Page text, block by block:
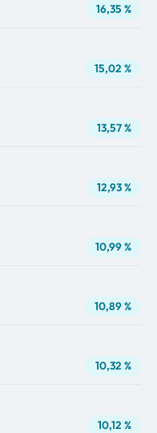
16,35 %
15,02 %
13,57 %
12,93 %
10,99 %
10,89 %
10,32 %
10,12 %